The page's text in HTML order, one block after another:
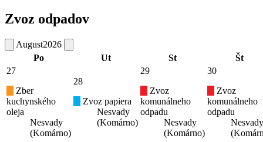
Zvoz odpadov
August2026
Po
Ut St
Št
27
Zber
kuchynského
oleja
Nesvady
(Komárno)
28
Zvoz papiera
Nesvady
(Komárno)
29
Zvoz
komunálneho
odpadu
Nesvady
(Komárno)
30
Zvoz
komunálneho
odpadu
Nesvady